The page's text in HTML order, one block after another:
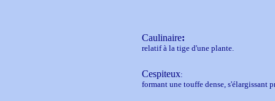
Caulinaire:
relatif à la tige d'une plante.
Cespiteux:
formant une touffe dense, s'élargissant